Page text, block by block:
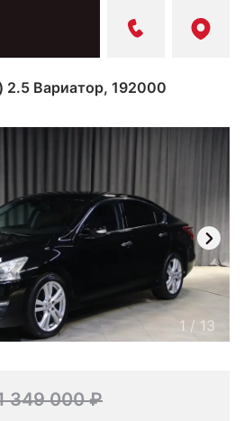
2.5 Вариатор, 192000
1 / 13
349 000 ₽